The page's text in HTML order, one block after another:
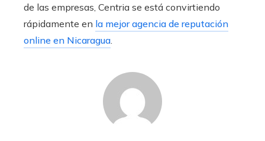
de las empresas, Centria se está convirtiendo
rápidamente en la mejor agencia de reputación
online en Nicaragua